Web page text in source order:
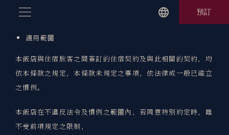
content
預訂
適用範圍
本飯店與住宿旅客之間簽訂的住宿契約及與此相關的契約，均
依本條款之規定，本條款未規定之事項，依法律或一般已確立
之慣例。
本飯店在不違反法令及慣例之範圍內，若同意特別約定時，雖
不受前項規定之限制，